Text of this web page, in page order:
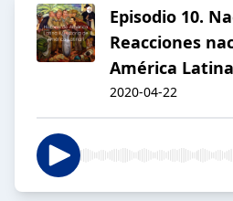
Episodio 10.
Reacciones
América
2020-04-22